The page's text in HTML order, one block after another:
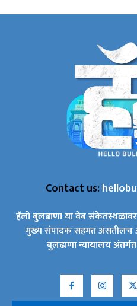
Contact us:
हॅलो बुलढाणा या वेब संकेतस्थळावर
मुख्य संपादक सहमत असतीलच
बुलढाणा न्यायालय